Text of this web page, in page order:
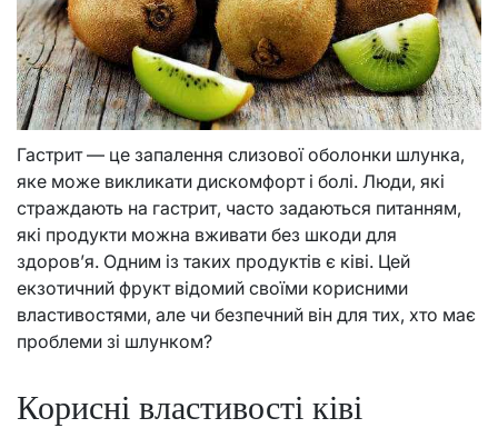
Гастрит — це запалення слизової оболонки шлунка,
яке може викликати дискомфорт і болі. Люди, які
страждають на гастрит, часто задаються питанням,
які продукти можна вживати без шкоди для
здоров’я. Одним із таких продуктів є ківі. Цей
екзотичний фрукт відомий своїми корисними
властивостями, але чи безпечний він для тих, хто має
проблеми зі шлунком?
Корисні властивості ківі